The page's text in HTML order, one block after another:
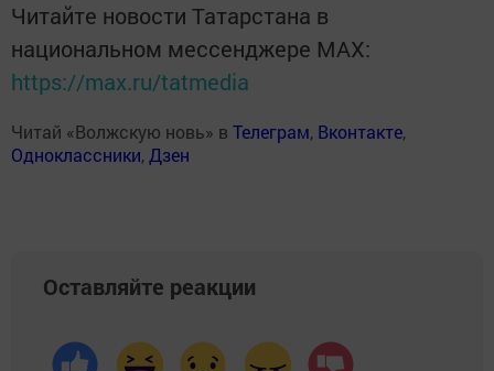
Читайте новости Татарстана в
национальном мессенджере MАХ:
https://max.ru/tatmedia
Читай «Волжскую новь» в Телеграм, Вконтакте,
Одноклассники, Дзен
Оставляйте реакции